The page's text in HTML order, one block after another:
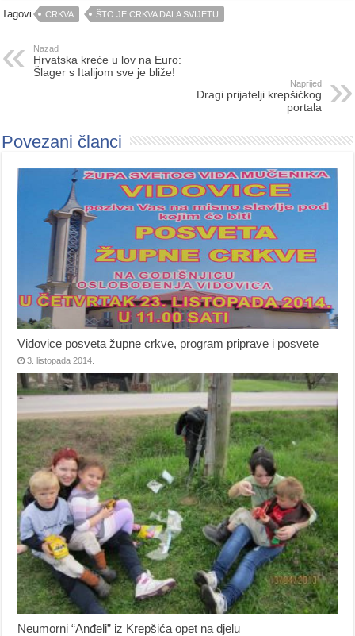
Tagovi CRKVA ŠTO JE CRKVA DALA SVIJETU
Nazad
Hrvatska kreće u lov na Euro:
Šlager s Italijom sve je bliže!
Naprijed
Dragi prijatelji krepšićkog
portala
Povezani članci
Vidovice posveta župne crkve, program priprave i posvete
3. listopada 2014.
Neumorni “Anđeli” iz Krepšića opet na djelu